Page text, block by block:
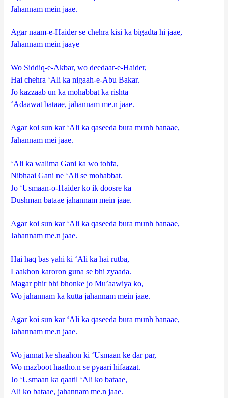
Jahannam mein jaae.
Agar naam-e-Haider se chehra kisi ka bigadta hi jaae,
Jahannam mein jaaye
Wo Siddiq-e-Akbar, wo deedaar-e-Haider,
Hai chehra ‘Ali ka nigaah-e-Abu Bakar.
Jo kazzaab un ka mohabbat ka rishta
‘Adaawat bataae, jahannam me.n jaae.
Agar koi sun kar ‘Ali ka qaseeda bura munh banaae,
Jahannam mei jaae.
‘Ali ka walima Gani ka wo tohfa,
Nibhaai Gani ne ‘Ali se mohabbat.
Jo ‘Usmaan-o-Haider ko ik doosre ka
Dushman bataae jahannam mein jaae.
Agar koi sun kar ‘Ali ka qaseeda bura munh banaae,
Jahannam me.n jaae.
Hai haq bas yahi ki ‘Ali ka hai rutba,
Laakhon karoron guna se bhi zyaada.
Magar phir bhi bhonke jo Mu’aawiya ko,
Wo jahannam ka kutta jahannam mein jaae.
Agar koi sun kar ‘Ali ka qaseeda bura munh banaae,
Jahannam me.n jaae.
Wo jannat ke shaahon ki ‘Usmaan ke dar par,
Wo mazboot haatho.n se pyaari hifaazat.
Jo ‘Usmaan ka qaatil ‘Ali ko bataae,
Ali ko bataae, jahannam me.n jaae.